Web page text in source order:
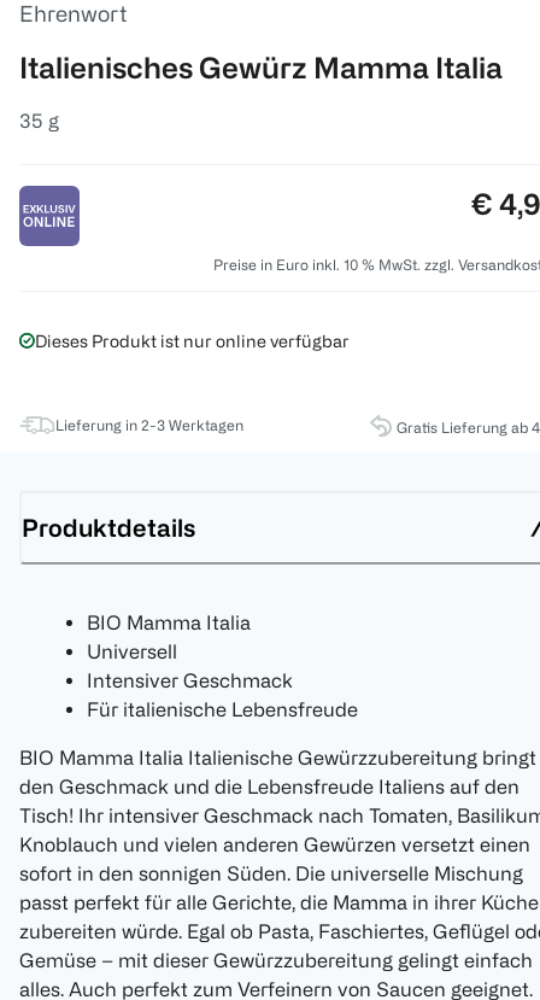
Ehrenwort
Italienisches Gewürz Mamma Italia
35 g
€
Preise in Euro inkl. 10 % MwSt. zzgl.
Dieses Produkt ist nur online verfügbar
Lieferung in 2-3 Werktagen Gratis Lieferung ab
Produktdetails
BIO Mamma Italia
Universell
Intensiver Geschmack
Für italienische Lebensfreude
BIO Mamma Italia Italienische Gewürzzubereitung bringt
den Geschmack und die Lebensfreude Italiens auf den
Tisch! Ihr intensiver Geschmack nach Tomaten,
Knoblauch und vielen anderen Gewürzen versetzt einen
sofort in den sonnigen Süden. Die universelle Mischung
passt perfekt für alle Gerichte, die Mamma in ihrer Küche
zubereiten würde. Egal ob Pasta, Faschiertes, Geflügel
Gemüse – mit dieser Gewürzzubereitung gelingt einfach
alles. Auch perfekt zum Verfeinern von Saucen geeignet.